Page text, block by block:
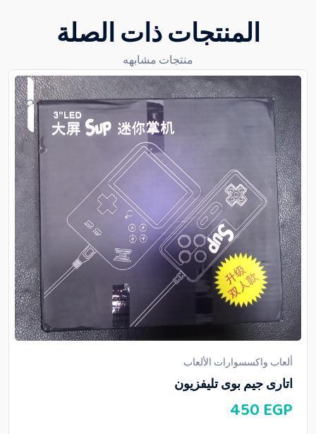
المنتجات ذات الصلة
منتجات مشابهه
ألعاب واكسسوارات الألعاب
اتارى جيم بوى تليفزيون
450 EGP